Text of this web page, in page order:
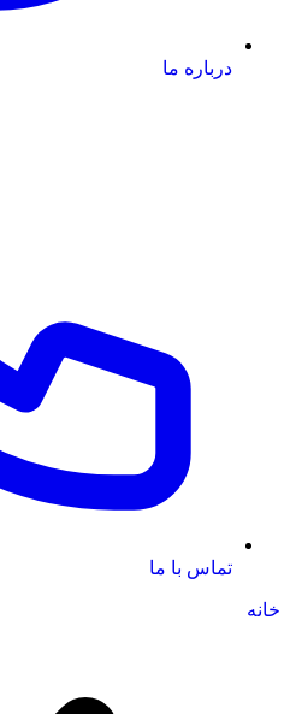
درباره ما
تماس با ما
خانه